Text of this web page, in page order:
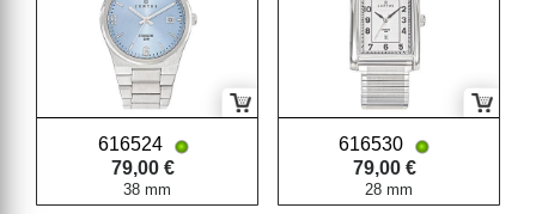
616524
79,00 €
38 mm
616530
79,00 €
28 mm